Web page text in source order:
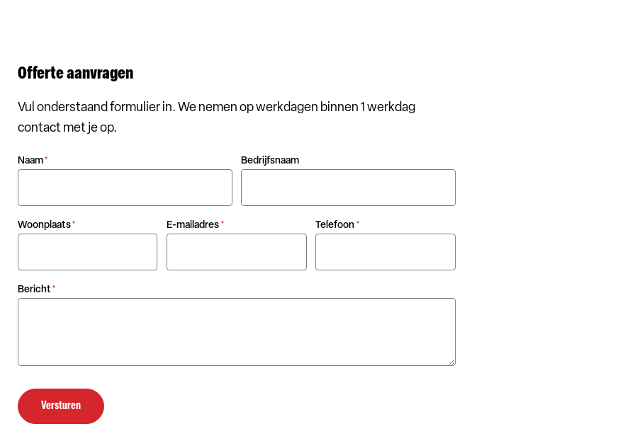
Offerte aanvragen
Vul onderstaand formulier in. We nemen op werkdagen binnen 1 werkdag
contact met je op.
Naam* Bedrijfsnaam
Woonplaats* E-mailadres * Telefoon *
Bericht *
Versturen